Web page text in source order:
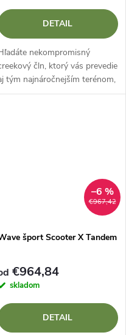
DETAIL
nekompromisný
čln, ktorý vás prevedie
tým najnáročnejším terénom,
zároveň ponúka obrovskú
€967,42
–6 %
šport Scooter X Tandem
€964,84
skladom
DETAIL